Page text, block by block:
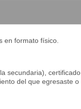
en formato físico.
secundaria), certificado
del que egresaste o